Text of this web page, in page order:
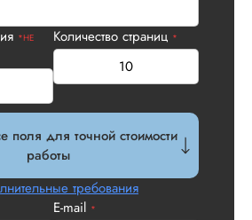
*НЕ
Количество страниц *
поля для точной стоимости
работы
требования
E-mail *
договора. Само
по структуре
все в порядке в
не задалбывали,
посмотрели, что
и сказал...
Читать полный